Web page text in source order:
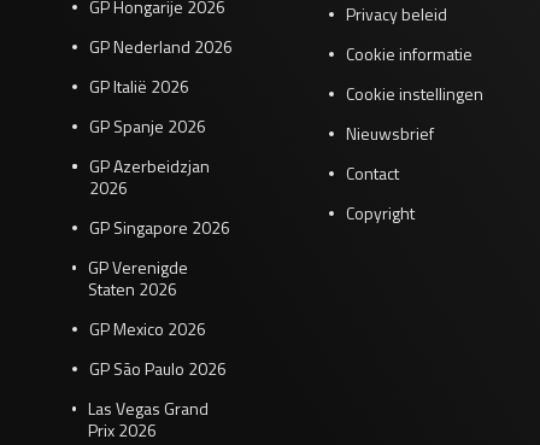
GP Hongarije 2026
GP Nederland 2026
GP Italië 2026
GP Spanje 2026
GP Azerbeidzjan
2026
GP Singapore 2026
GP Verenigde
Staten 2026
GP Mexico 2026
GP São Paulo 2026
Las Vegas Grand
Prix 2026
Privacy beleid
Cookie informatie
Cookie instellingen
Nieuwsbrief
Contact
Copyright